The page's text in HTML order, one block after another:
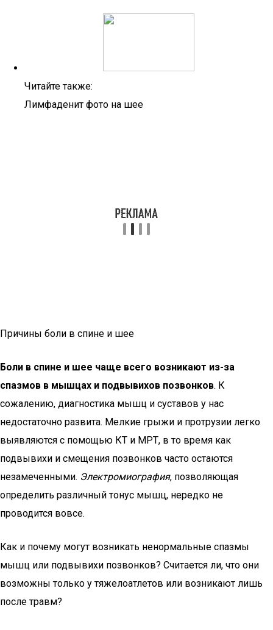
Читайте также:
Лимфаденит фото на шее
Причины боли в спине и шее
Боли в спине и шее чаще всего возникают из-за
спазмов в мышцах и подвывихов позвонков. К
сожалению, диагностика мышц и суставов у нас
недостаточно развита. Мелкие грыжи и протрузии легко
выявляются с помощью КТ и МРТ, в то время как
подвывихи и смещения позвонков часто остаются
незамеченными. Электромиография, позволяющая
определить различный тонус мышц, нередко не
проводится вовсе.
Как и почему могут возникать ненормальные спазмы
мышц или подвывихи позвонков? Считается ли, что они
возможны только у тяжелоатлетов или возникают лишь
после травм?